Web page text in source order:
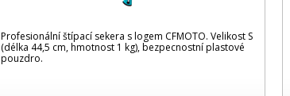
Profesionální štípací sekera s logem CFMOTO. Velikost S
(délka 44,5 cm, hmotnost 1 kg), bezpecnostní plastové
pouzdro.